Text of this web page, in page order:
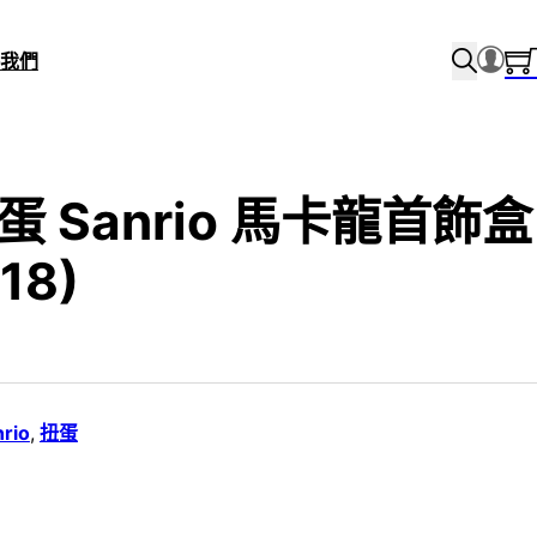
們
Sanrio 馬卡龍首飾盒
, 扭蛋